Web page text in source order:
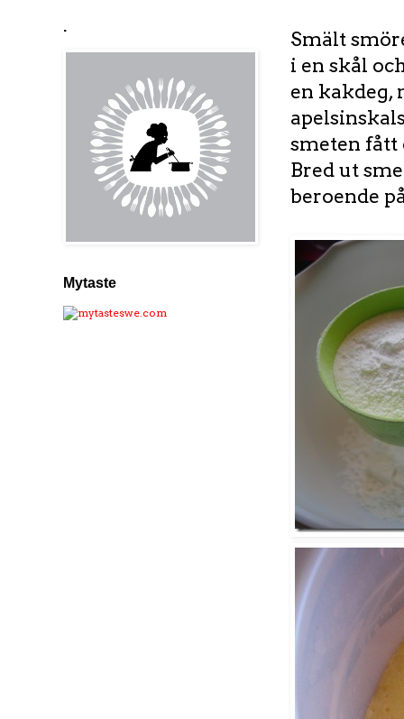
Smält
i en skål
en kakdeg,
smeten fått
Bred ut
beroende
.
Mytaste